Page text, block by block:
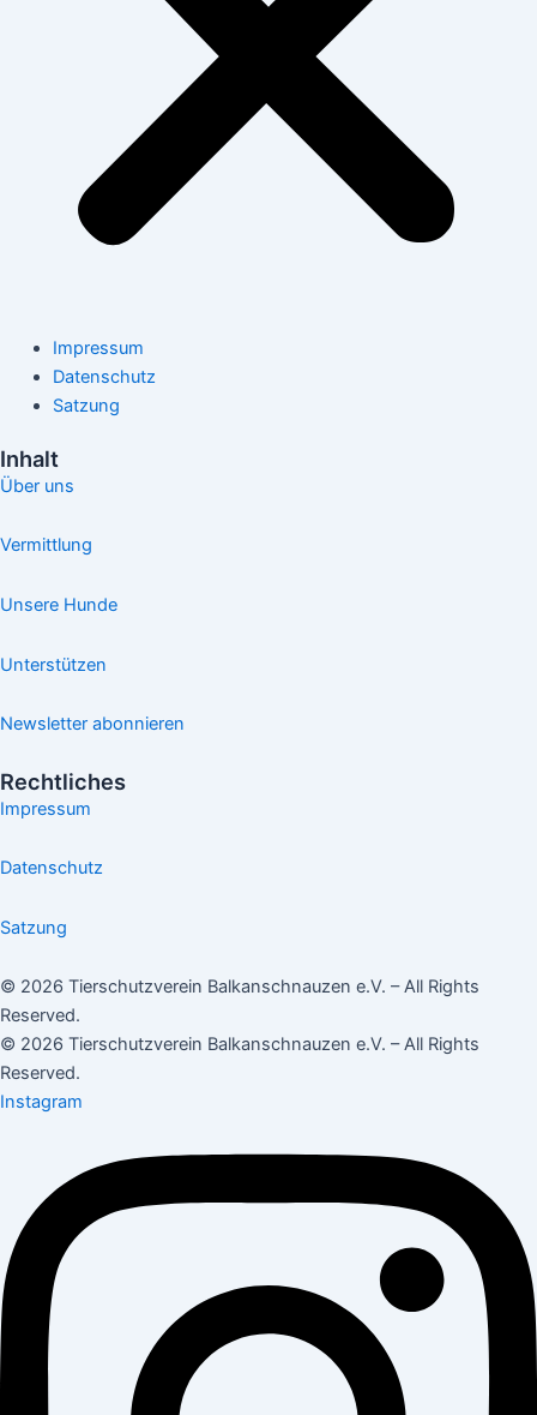
Impressum
Datenschutz
Satzung
Inhalt
Über uns
Vermittlung
Unsere Hunde
Unterstützen
Newsletter abonnieren
Rechtliches
Impressum
Datenschutz
Satzung
© 2026 Tierschutzverein Balkanschnauzen e.V. – All Rights
Reserved.
© 2026 Tierschutzverein Balkanschnauzen e.V. – All Rights
Reserved.
Instagram